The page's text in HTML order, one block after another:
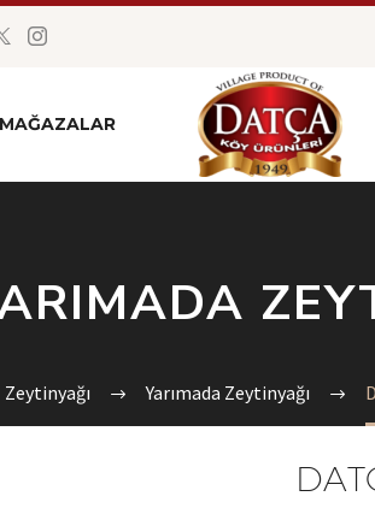
MAĞAZALAR
Zeytinyağı Yarımada Zeytinyağı